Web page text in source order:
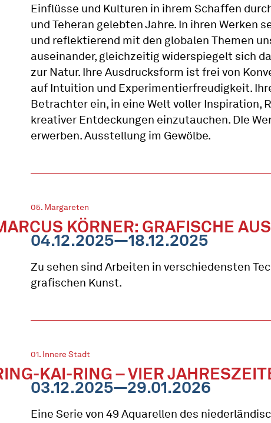
Einflüsse und Kulturen in ihrem Schaffen
und Teheran gelebten Jahre. In ihren Werken
und reflektierend mit den globalen Themen
auseinander, gleichzeitig widerspiegelt sich
zur Natur. Ihre Ausdrucksform ist frei von
auf Intuition und Experimentierfreudigkeit.
Betrachter ein, in eine Welt voller Inspiration,
kreativer Entdeckungen einzutauchen. DIe
erwerben. Ausstellung im Gewölbe.
05. Margareten
KÖRNER: GRAFISCHE
04.12.2025—18.12.2025
Zu sehen sind Arbeiten in verschiedensten
grafischen Kunst.
01. Innere Stadt
KAI-RING – VIER
03.12.2025—29.01.2026
Eine Serie von 49 Aquarellen des